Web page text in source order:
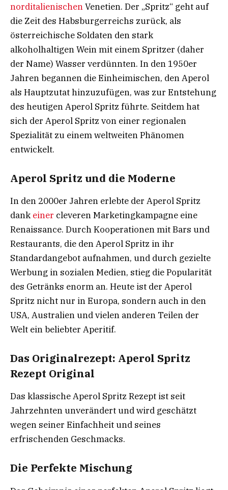
norditalienischenVenetien. Der „Spritz“ geht auf
die Zeit des Habsburgerreichs zurück, als
österreichische Soldaten den stark
alkoholhaltigen Wein mit einem Spritzer (daher
der Name) Wasser verdünnten. In den 1950er
Jahren begannen die Einheimischen, den Aperol
als Hauptzutat hinzuzufügen, was zur Entstehung
des heutigen Aperol Spritz führte. Seitdem hat
sich der Aperol Spritz von einer regionalen
Spezialität zu einem weltweiten Phänomen
entwickelt.
Aperol Spritz und die Moderne
In den 2000er Jahren erlebte der Aperol Spritz
dank einer cleveren Marketingkampagne eine
Renaissance. Durch Kooperationen mit Bars und
Restaurants, die den Aperol Spritz in ihr
Standardangebot aufnahmen, und durch gezielte
Werbung in sozialen Medien, stieg die Popularität
des Getränks enorm an. Heute ist der Aperol
Spritz nicht nur in Europa, sondern auch in den
USA, Australien und vielen anderen Teilen der
Welt ein beliebter Aperitif.
Das Originalrezept: Aperol Spritz
Rezept Original
Das klassische Aperol Spritz Rezept ist seit
Jahrzehnten unverändert und wird geschätzt
wegen seiner Einfachheit und seines
erfrischenden Geschmacks.
Die Perfekte Mischung